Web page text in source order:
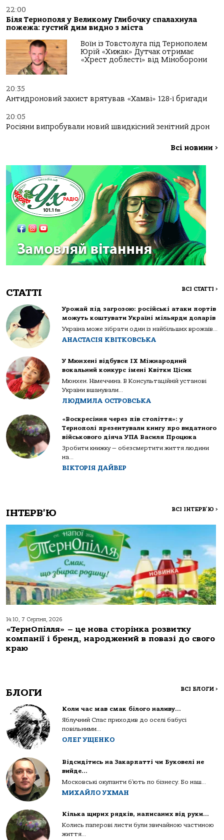
22:00
Біля Тернополя у Великому Глибочку спалахнула
пожежа: густий дим видно з міста
Воїн із Товстолуга під Тернополем
Юрій «Хижак» Дутчак отримає
«Хрест доблесті» від Міноборони
20:35
Антидроновий захист врятував «Хамві» 128-ї бригади
20:05
Росіяни випробували новий швидкісний зенітний дрон
Всі новини >
СТАТТІ ВСІ СТАТТІ >
Урожай під загрозою: російські атаки портів
можуть коштувати Україні мільярди доларів
Україна може зібрати один із найбільших врожаїв...
АНАСТАСІЯ КВІТКОВСЬКА
У Мюнхені відбувся IX Міжнародний
вокальний конкурс імені Квітки Цісик
Мюнхен. Німеччина. В Консультаційній установі
України вшанували...
ЛЮДМИЛА ОСТРОВСЬКА
«Воскресіння через пів століття»: у
Тернополі презентували книгу про видатного
військового діяча УПА Василя Процюка
Зробити книжку — обезсмертити життя людини
на...
ВІКТОРІЯ ДАЙВЕР
ІНТЕРВ'Ю ВСІ ІНТЕРВ'Ю >
14:10, 7 Серпня, 2026
«ТернОпілля» – це нова сторінка розвитку
компанії і бренд, народжений в повазі до свого
краю
БЛОГИ ВСІ БЛОГИ >
Коли час мав смак білого наливу…
Яблучний Спас приходив до оселі бабусі
повільними...
ОЛЕГ УЩЕНКО
Відсидітись на Закарпатті чи Буковелі не
вийде…
Московські окупанти б’ють по бізнесу. Бо наш...
МИХАЙЛО УХМАН
Кілька щирих рядків, написаних від руки…
Колись паперові листи були звичайною частиною
життя...